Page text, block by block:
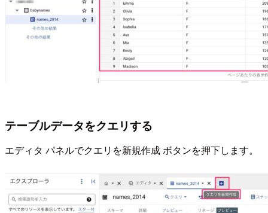
テーブルデータをクエリする
エディタ パネルでクエリを新規作成 ボタンを押下します。